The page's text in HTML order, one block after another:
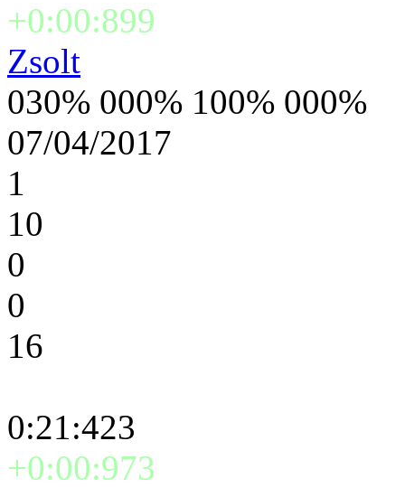
+0:00:899
Zsolt
030% 000% 100% 000%
07/04/2017
1
10
0
0
16
0:21:423
+0:00:973